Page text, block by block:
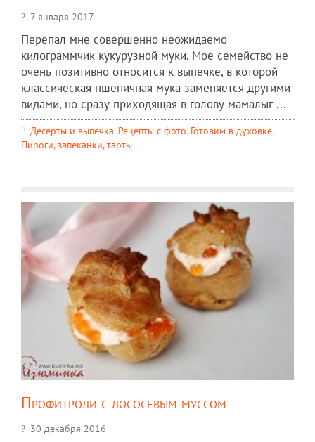
7 января 2017
Перепал мне совершенно неожидаемо
килограммчик кукурузной муки. Мое семейство не
очень позитивно относится к выпечке, в которой
классическая пшеничная мука заменяется другими
видами, но сразу приходящая в голову мамалыг ...
Десерты и выпечка, Рецепты c фото, Готовим в духовке,
Пироги, запеканки, тарты
Профитроли с лососевым муссом
30 декабря 2016